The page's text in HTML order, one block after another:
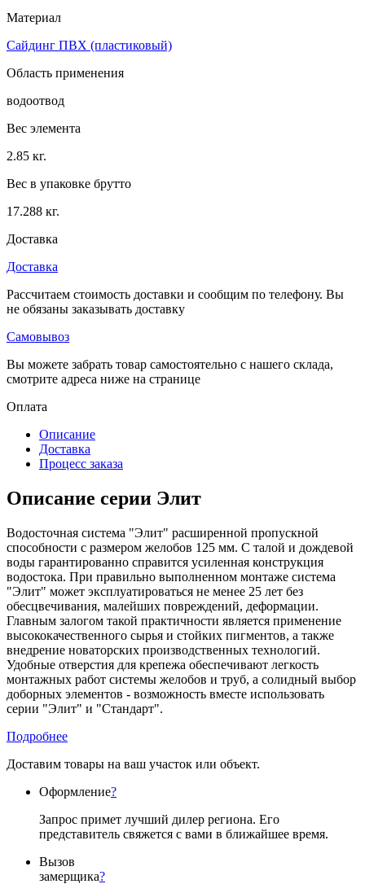
Материал
Сайдинг ПВХ (пластиковый)
Область применения
водоотвод
Вес элемента
2.85 кг.
Вес в упаковке брутто
17.288 кг.
Доставка
Доставка
Рассчитаем стоимость доставки и сообщим по телефону. Вы
не обязаны заказывать доставку
Самовывоз
Вы можете забрать товар самостоятельно с нашего склада,
смотрите адреса ниже на странице
Оплата
Описание
Доставка
Процесс заказа
Описание серии Элит
Водосточная система "Элит" расширенной пропускной
способности с размером желобов 125 мм. С талой и дождевой
воды гарантированно справится усиленная конструкция
водостока. При правильно выполненном монтаже система
"Элит" может эксплуатироваться не менее 25 лет без
обесцвечивания, малейших повреждений, деформации.
Главным залогом такой практичности является применение
высококачественного сырья и стойких пигментов, а также
внедрение новаторских производственных технологий.
Удобные отверстия для крепежа обеспечивают легкость
монтажных работ системы желобов и труб, а солидный выбор
доборных элементов - возможность вместе использовать
серии "Элит" и "Стандарт".
Подробнее
Доставим товары на ваш участок или объект.
Оформление?
Запрос примет лучший дилер региона. Его
представитель свяжется с вами в ближайшее время.
Вызов
замерщика?